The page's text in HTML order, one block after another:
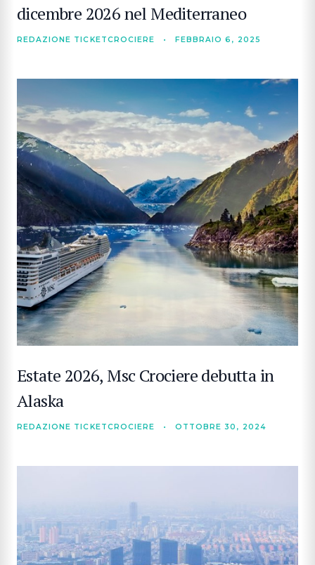
dicembre 2026 nel Mediterraneo
REDAZIONE TICKETCROCIERE • FEBBRAIO 6, 2025
Estate 2026, Msc Crociere debutta in
Alaska
REDAZIONE TICKETCROCIERE • OTTOBRE 30, 2024